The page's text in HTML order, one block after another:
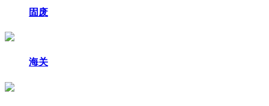
固废
海关